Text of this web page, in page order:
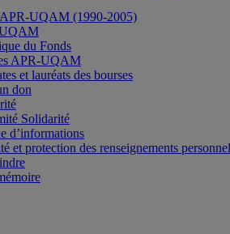
APR-UQAM (1990-2005)
du Fonds
APR-UQAM
et lauréats des bourses
don
Solidarité
d’informations
et protection des renseignements